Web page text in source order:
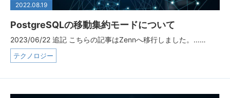
2022.08.19
PostgreSQLの移動集約モードについて
2023/06/22 追記 こちらの記事はZennへ移行しました。...…
テクノロジー